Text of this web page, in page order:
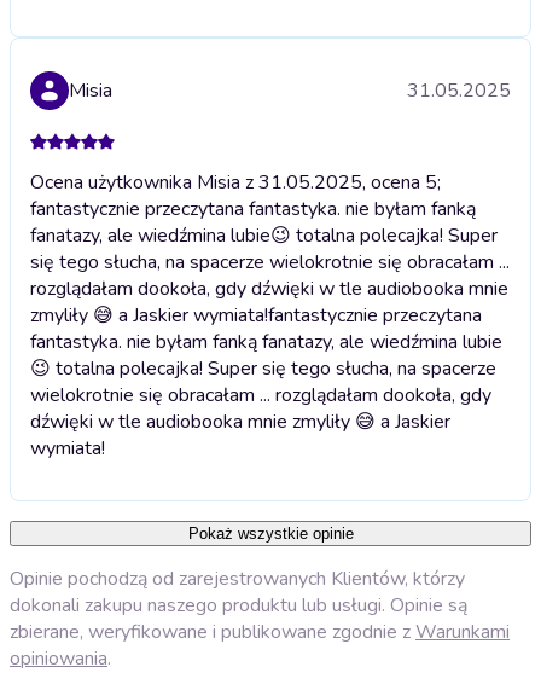
Misia 31.05.2025
Ocena użytkownika Misia z 31.05.2025, ocena 5;
fantastycznie przeczytana fantastyka. nie byłam fanką
fanatazy, ale wiedźmina lubie😉 totalna polecajka! Super
się tego słucha, na spacerze wielokrotnie się obracałam ...
rozglądałam dookoła, gdy dźwięki w tle audiobooka mnie
zmyliły 😅 a Jaskier wymiata!fantastycznie przeczytana
fantastyka. nie byłam fanką fanatazy, ale wiedźmina lubie
😉 totalna polecajka! Super się tego słucha, na spacerze
wielokrotnie się obracałam ... rozglądałam dookoła, gdy
dźwięki w tle audiobooka mnie zmyliły 😅 a Jaskier
wymiata!
Pokaż wszystkie opinie
Opinie pochodzą od zarejestrowanych Klientów, którzy
dokonali zakupu naszego produktu lub usługi. Opinie są
zbierane, weryfikowane i publikowane zgodnie zWarunkami
opiniowania.